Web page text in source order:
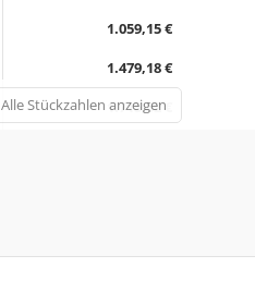
1.059,15 €
1.479,18 €
1.715,52 €
Alle Stückzahlen anzeigen